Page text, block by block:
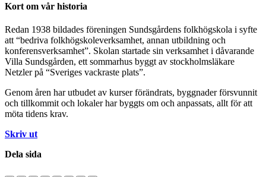
Kort om vår historia
Redan 1938 bildades föreningen Sundsgårdens folkhögskola i syfte
att “bedriva folkhögskoleverksamhet, annan utbildning och
konferensverksamhet”. Skolan startade sin verksamhet i dåvarande
Villa Sundsgården, ett sommarhus byggt av stockholmsläkare
Netzler på “Sveriges vackraste plats”.
Genom åren har utbudet av kurser förändrats, byggnader försvunnit
och tillkommit och lokaler har byggts om och anpassats, allt för att
möta tidens krav.
Skriv ut
Dela sida